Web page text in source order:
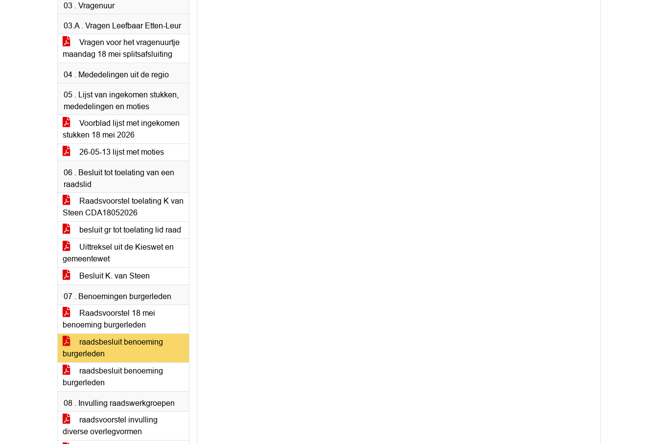
03 . Vragenuur
03.A . Vragen Leefbaar Etten-Leur
Vragen voor het vragenuurtje
maandag 18 mei splitsafsluiting
04 . Mededelingen uit de regio
05 . Lijst van ingekomen stukken,
mededelingen en moties
Voorblad lijst met ingekomen
stukken 18 mei 2026
26-05-13 lijst met moties
06 . Besluit tot toelating van een
raadslid
Raadsvoorstel toelating K van
Steen CDA18052026
besluit gr tot toelating lid raad
Uittreksel uit de Kieswet en
gemeentewet
Besluit K. van Steen
07 . Benoemingen burgerleden
Raadsvoorstel 18 mei
benoeming burgerleden
raadsbesluit benoeming
burgerleden
raadsbesluit benoeming
burgerleden
08 . Invulling raadswerkgroepen
raadsvoorstel invulling
diverse overlegvormen